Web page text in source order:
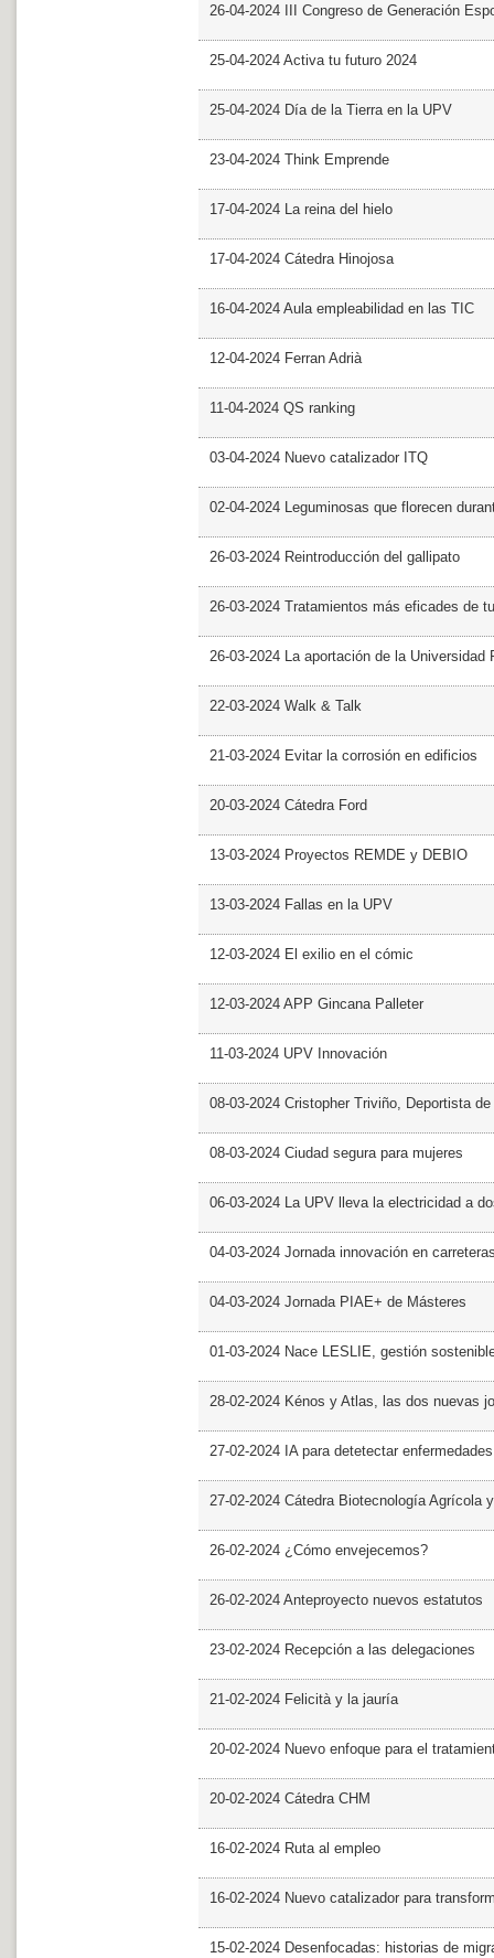
26-04-2024 III Congreso de Generación
25-04-2024 Activa tu futuro 2024
25-04-2024 Día de la Tierra en la UPV
23-04-2024 Think Emprende
17-04-2024 La reina del hielo
17-04-2024 Cátedra Hinojosa
16-04-2024 Aula empleabilidad en las TIC
12-04-2024 Ferran Adrià
11-04-2024 QS ranking
03-04-2024 Nuevo catalizador ITQ
02-04-2024 Leguminosas que florecen
26-03-2024 Reintroducción del gallipato
26-03-2024 Tratamientos más eficades de
26-03-2024 La aportación de la Universidad
22-03-2024 Walk & Talk
21-03-2024 Evitar la corrosión en edificios
20-03-2024 Cátedra Ford
13-03-2024 Proyectos REMDE y DEBIO
13-03-2024 Fallas en la UPV
12-03-2024 El exilio en el cómic
12-03-2024 APP Gincana Palleter
11-03-2024 UPV Innovación
08-03-2024 Cristopher Triviño, Deportista
08-03-2024 Ciudad segura para mujeres
06-03-2024 La UPV lleva la electricidad a
04-03-2024 Jornada innovación en
04-03-2024 Jornada PIAE+ de Másteres
01-03-2024 Nace LESLIE, gestión
28-02-2024 Kénos y Atlas, las dos nuevas
27-02-2024 IA para detetectar
27-02-2024 Cátedra Biotecnología Agrícola
26-02-2024 ¿Cómo envejecemos?
26-02-2024 Anteproyecto nuevos estatutos
23-02-2024 Recepción a las delegaciones
21-02-2024 Felicità y la jauría
20-02-2024 Nuevo enfoque para el
20-02-2024 Cátedra CHM
16-02-2024 Ruta al empleo
16-02-2024 Nuevo catalizador para
15-02-2024 Desenfocadas: historias de